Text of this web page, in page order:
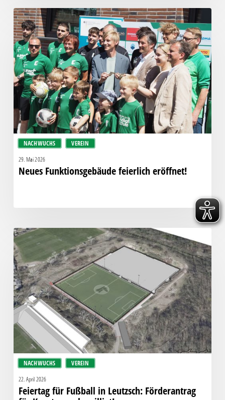
NACHWUCHS VEREIN
Neues
Funktionsgebäude
feierlich
eröffnet!
29. Mai 2026
Neues Funktionsgebäude feierlich eröffnet!
NACHWUCHS VEREIN
Feiertag
für
Fußball
in
Leutzsch:
Förderantrag
für
Kunstrasen
bewilligt!
22. April 2026
Feiertag für Fußball in Leutzsch: Förderantrag